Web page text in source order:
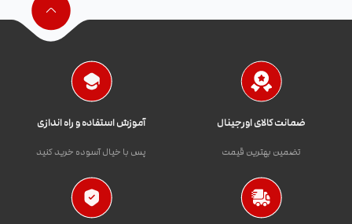
ضمانت کالای اورجینال
تضمین بهترین قیمت
آموزش استفاده و راه اندازی
پس با خیال آسوده خرید کنید